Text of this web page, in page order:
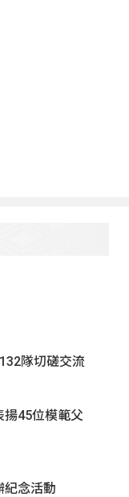
隊切磋交流
揚45位模範父
紀念活動